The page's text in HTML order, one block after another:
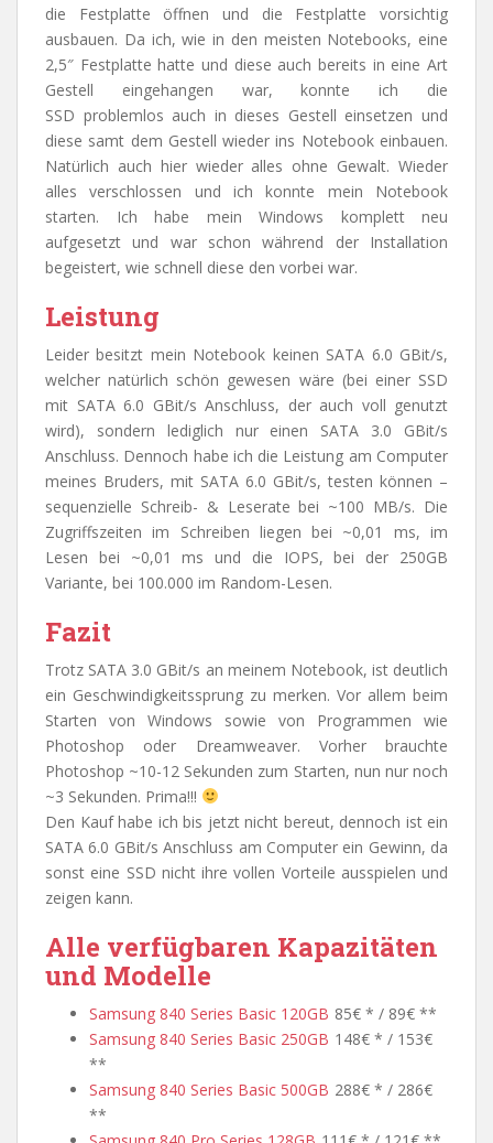
die Festplatte öffnen und die Festplatte vorsichtig
ausbauen. Da ich, wie in den meisten Notebooks, eine
2,5″ Festplatte hatte und diese auch bereits in eine Art
Gestell eingehangen war, konnte ich die
SSD problemlos auch in dieses Gestell einsetzen und
diese samt dem Gestell wieder ins Notebook einbauen.
Natürlich auch hier wieder alles ohne Gewalt. Wieder
alles verschlossen und ich konnte mein Notebook
starten. Ich habe mein Windows komplett neu
aufgesetzt und war schon während der Installation
begeistert, wie schnell diese den vorbei war.
Leistung
Leider besitzt mein Notebook keinen SATA 6.0 GBit/s,
welcher natürlich schön gewesen wäre (bei einer SSD
mit SATA 6.0 GBit/s Anschluss, der auch voll genutzt
wird), sondern lediglich nur einen SATA 3.0 GBit/s
Anschluss. Dennoch habe ich die Leistung am Computer
meines Bruders, mit SATA 6.0 GBit/s, testen können –
sequenzielle Schreib- & Leserate bei ~100 MB/s. Die
Zugriffszeiten im Schreiben liegen bei ~0,01 ms, im
Lesen bei ~0,01 ms und die IOPS, bei der 250GB
Variante, bei 100.000 im Random-Lesen.
Fazit
Trotz SATA 3.0 GBit/s an meinem Notebook, ist deutlich
ein Geschwindigkeitssprung zu merken. Vor allem beim
Starten von Windows sowie von Programmen wie
Photoshop oder Dreamweaver. Vorher brauchte
Photoshop ~10-12 Sekunden zum Starten, nun nur noch
~3 Sekunden. Prima!!!
Den Kauf habe ich bis jetzt nicht bereut, dennoch ist ein
SATA 6.0 GBit/s Anschluss am Computer ein Gewinn, da
sonst eine SSD nicht ihre vollen Vorteile ausspielen und
zeigen kann.
Alle verfügbaren Kapazitäten
und Modelle
Samsung 840 Series Basic 120GB 85€ * / 89€ **
Samsung 840 Series Basic 250GB 148€ * / 153€
**
Samsung 840 Series Basic 500GB 288€ * / 286€
**